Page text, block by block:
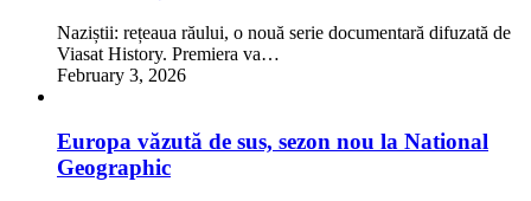
Naziștii: rețeaua răului, o nouă serie documentară difuzată de
Viasat History. Premiera va…
February 3, 2026
Europa văzută de sus, sezon nou la National
Geographic